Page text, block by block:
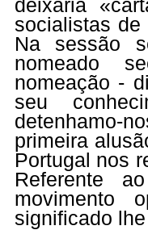
deixaria
socialistas
Na sessão
nomeado
nomeação -
seu
detenhamo-
primeira
Portugal nos
Referente
movimento
significado